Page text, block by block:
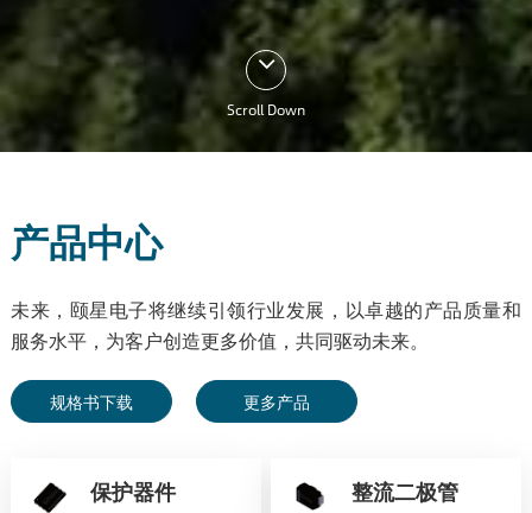
Scroll Down
产品中心
未来，颐星电子将继续引领行业发展，以卓越的产品质量和
服务水平，为客户创造更多价值，共同驱动未来。
规格书下载 更多产品
保护器件 整流二极管